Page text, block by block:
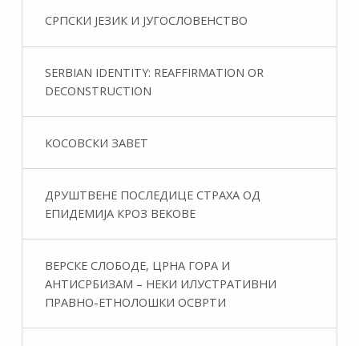
СРПСКИ ЈЕЗИК И ЈУГОСЛОВЕНСТВО
SERBIAN IDENTITY: REAFFIRMATION OR
DECONSTRUCTION
КОСОВСКИ ЗАВЕТ
ДРУШТВЕНЕ ПОСЛЕДИЦЕ СТРАХА ОД
ЕПИДЕМИЈА КРОЗ ВЕКОВЕ
ВЕРСКЕ СЛОБОДЕ, ЦРНА ГОРА И
АНТИСРБИЗАМ – НЕКИ ИЛУСТРАТИВНИ
ПРАВНО-ЕТНОЛОШКИ ОСВРТИ